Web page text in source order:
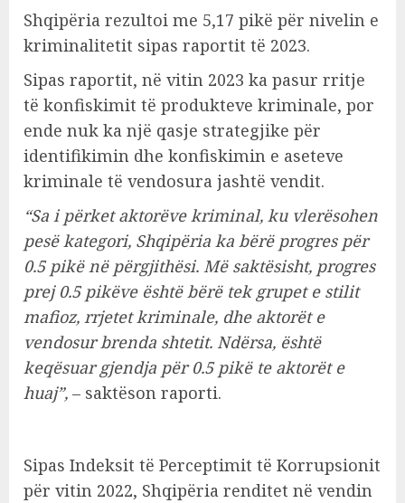
Shqipëria rezultoi me 5,17 pikë për nivelin e
kriminalitetit sipas raportit të 2023.
Sipas raportit, në vitin 2023 ka pasur rritje
të konfiskimit të produkteve kriminale, por
ende nuk ka një qasje strategjike për
identifikimin dhe konfiskimin e aseteve
kriminale të vendosura jashtë vendit.
“Sa i përket aktorëve kriminal, ku vlerësohen
pesë kategori, Shqipëria ka bërë progres për
0.5 pikë në përgjithësi. Më saktësisht, progres
prej 0.5 pikëve është bërë tek grupet e stilit
mafioz, rrjetet kriminale, dhe aktorët e
vendosur brenda shtetit. Ndërsa, është
keqësuar gjendja për 0.5 pikë te aktorët e
huaj”, – saktëson raporti.
Sipas Indeksit të Perceptimit të Korrupsionit
për vitin 2022, Shqipëria renditet në vendin